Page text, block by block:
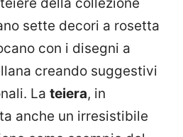
sette decori a rosetta
con i disegni a
creando suggestivi
La teiera, in
anche un irresistibile